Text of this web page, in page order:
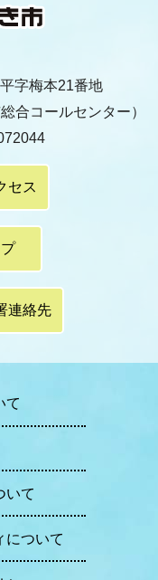
字梅本21番地
合コールセンター）
セス
連絡先
て
いて
について